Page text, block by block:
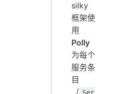
silky
框架使
用
Polly
为每个
服务条
目